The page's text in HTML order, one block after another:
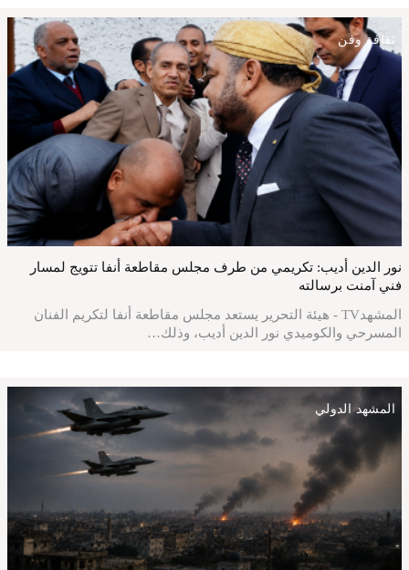
ثقافة وفن
نور الدين أديب: تكريمي من طرف مجلس مقاطعة أنفا تتويج لمسار
فني آمنت برسالته
المشهدTV - هيئة التحرير يستعد مجلس مقاطعة أنفا لتكريم الفنان
المسرحي والكوميدي نور الدين أديب، وذلك…
المشهد الدولي